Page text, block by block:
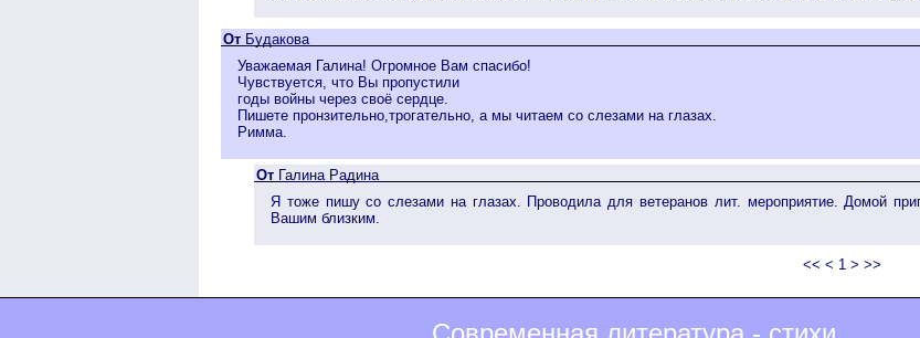
От Будакова
Уважаемая Галина! Огромное Вам спасибо!
Чувствуется, что Вы пропустили
годы войны через своё сердце.
Пишете пронзительно,трогательно, а мы читаем со слезами на глазах.
Римма.
От Галина Радина
Я тоже пишу со слезами на глазах. Проводила для ветеранов лит. мероприятие. Домой
Вашим близким.
<< < 1 > >>